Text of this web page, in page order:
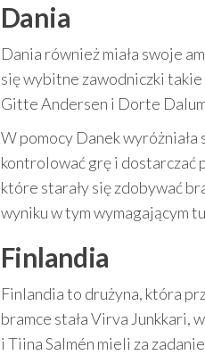
Dania
Dania również miała swoje
się wybitne zawodniczki
Gitte Andersen i Dorte
W pomocy Danek
kontrolować grę i dostarczać
które starały się zdobywać
wyniku w tym wymagającym
Finlandia
Finlandia to drużyna, która
bramce stała Virva Junkkari,
i Tiina Salmén mieli za